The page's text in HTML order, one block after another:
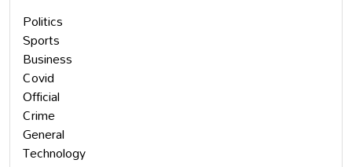
Politics
Sports
Business
Covid
Official
Crime
General
Technology